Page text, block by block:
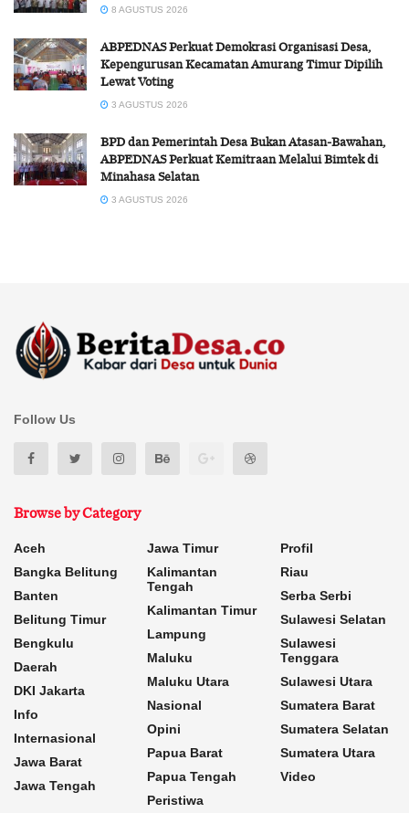
8 AGUSTUS 2026
ABPEDNAS Perkuat Demokrasi Organisasi Desa,
Kepengurusan Kecamatan Amurang Timur Dipilih
Lewat Voting
3 AGUSTUS 2026
BPD dan Pemerintah Desa Bukan Atasan-Bawahan,
ABPEDNAS Perkuat Kemitraan Melalui Bimtek di
Minahasa Selatan
3 AGUSTUS 2026
Follow Us
Browse by Category
Aceh
Bangka Belitung
Banten
Belitung Timur
Bengkulu
Daerah
DKI Jakarta
Info
Internasional
Jawa Barat
Jawa Tengah
Jawa Timur
Kalimantan
Tengah
Kalimantan Timur
Lampung
Maluku
Maluku Utara
Nasional
Opini
Papua Barat
Papua Tengah
Peristiwa
Profil
Riau
Serba Serbi
Sulawesi Selatan
Sulawesi
Tenggara
Sulawesi Utara
Sumatera Barat
Sumatera Selatan
Sumatera Utara
Video